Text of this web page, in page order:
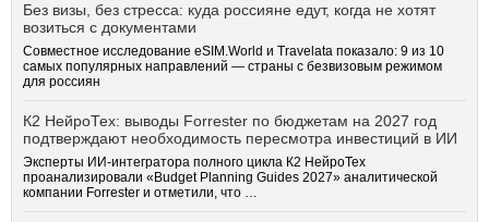
Без визы, без стресса: куда россияне едут, когда не хотят
возиться с документами
Совместное исследование eSIM.World и Travelata показало: 9 из 10
самых популярных направлений — страны с безвизовым режимом
для россиян
К2 НейроТех: выводы Forrester по бюджетам на 2027 год
подтверждают необходимость пересмотра инвестиций в ИИ
Эксперты ИИ-интегратора полного цикла К2 НейроТех
проанализировали «Budget Planning Guides 2027» аналитической
компании Forrester и отметили, что …